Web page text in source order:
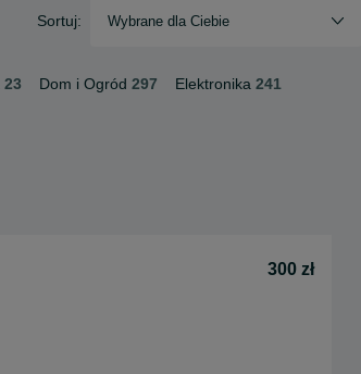
Sortuj: Wybrane dla Ciebie
23 Dom i Ogród 297 Elektronika 241
300 zł